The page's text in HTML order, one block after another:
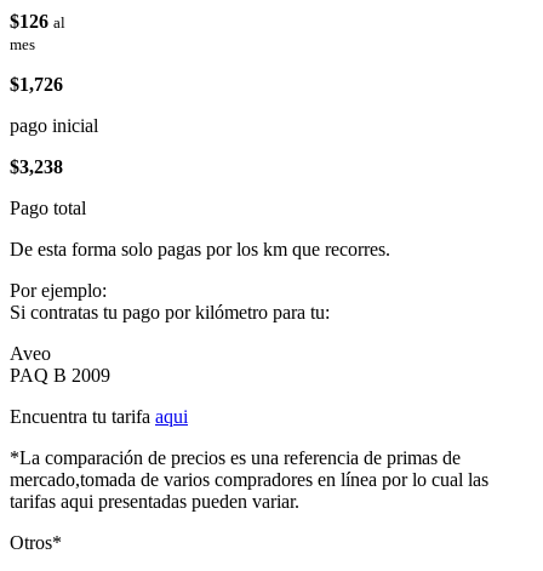
$126 al
mes
$1,726
pago inicial
$3,238
Pago total
De esta forma solo pagas por los km que recorres.
Por ejemplo:
Si contratas tu pago por kilómetro para tu:
Aveo
PAQ B 2009
Encuentra tu tarifa aqui
*La comparación de precios es una referencia de primas de
mercado,tomada de varios compradores en línea por lo cual las
tarifas aqui presentadas pueden variar.
Otros*